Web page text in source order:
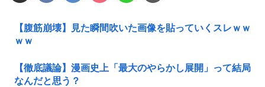
【腹筋崩壊】見た瞬間吹いた画像を貼っていくスレｗｗ
ｗｗ
【徹底議論】漫画史上「最大のやらかし展開」って結局
なんだと思う？